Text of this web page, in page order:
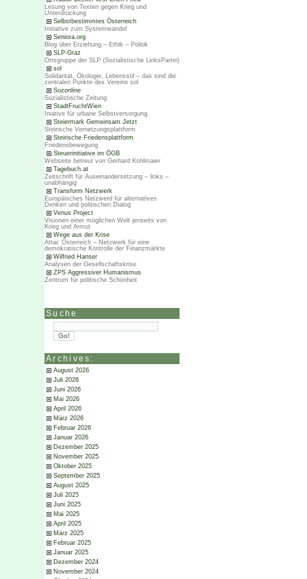
Lesung von Texten gegen Krieg und
Unterdrückung
Selbstbestimmtes Österreich
Initiative zum Systemwandel
Seniora.org
Blog über Erziehung – Ethik – Politik
SLP-Graz
Ortsgruppe der SLP (Sozialistische LinksPartei)
sol
Solidarität, Ökologie, Lebensstil – das sind die
zentralen Punkte des Vereins sol
Sozonline
Sozialistische Zeitung
StadtFruchtWien
Iniative für urbane Selbstversorgung
Steiermark Gemeinsam Jetzt
Steirische Vernetzungsplattform
Steirische Friedensplattform
Friedensbewegung
Steuerinitiative im ÖGB
Webseite betreut von Gerhard Kohlmaier
Tagebuch.at
Zeitschrift für Auseinandersetzung – links –
unabhängig
Transform Netzwerk
Europäisches Netzwerd für alternatives
Denken und politischen Dialog
Venus Project
Visionen einer möglichen Welt jenseits von
Krieg und Armut
Wege aus der Krise
Attac Österreich – Netzwerk für eine
demokratische Kontrolle der Finanzmärkte
Wilfried Hanser
Analysen der Gesellschaftskrise
ZPS Aggressiver Humanismus
Zentrum für politische Schönheit
Suche
Archives:
August 2026
Juli 2026
Juni 2026
Mai 2026
April 2026
März 2026
Februar 2026
Januar 2026
Dezember 2025
November 2025
Oktober 2025
September 2025
August 2025
Juli 2025
Juni 2025
Mai 2025
April 2025
März 2025
Februar 2025
Januar 2025
Dezember 2024
November 2024